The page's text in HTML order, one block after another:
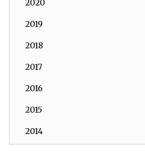
2020
2019
2018
2017
2016
2015
2014